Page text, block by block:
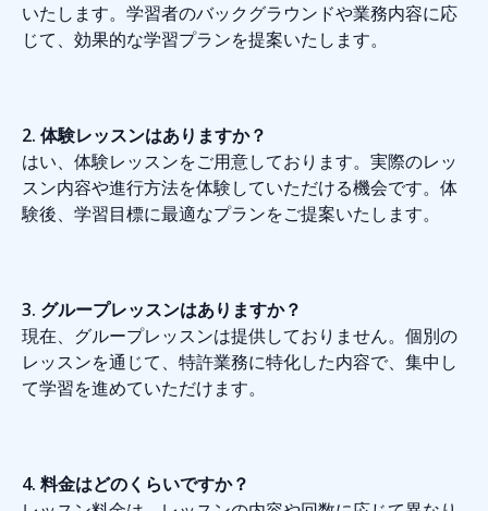
いたします。学習者のバックグラウンドや業務内容に応
じて、効果的な学習プランを提案いたします。
2. 体験レッスンはありますか？
はい、体験レッスンをご用意しております。実際のレッ
スン内容や進行方法を体験していただける機会です。体
験後、学習目標に最適なプランをご提案いたします。
3. グループレッスンはありますか？
現在、グループレッスンは提供しておりません。個別の
レッスンを通じて、特許業務に特化した内容で、集中し
て学習を進めていただけます。
4. 料金はどのくらいですか？